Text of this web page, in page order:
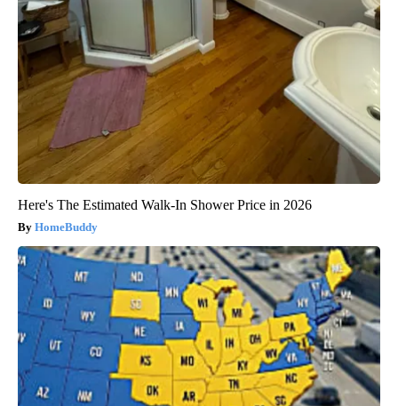
Here's The Estimated Walk-In Shower Price in 2026
HomeBuddy